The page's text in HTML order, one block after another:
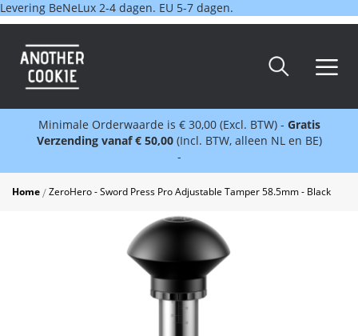
Levering BeNeLux 2-4 dagen. EU 5-7 dagen.
Minimale Orderwaarde is € 30,00 (Excl. BTW) - Gratis
Verzending vanaf € 50,00 (Incl. BTW, alleen NL en BE)
-
Home ZeroHero - Sword Press Pro Adjustable Tamper 58.5mm - Black